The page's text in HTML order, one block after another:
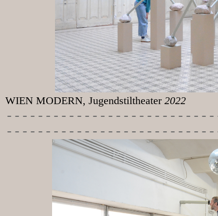
WIEN MODERN, Jugendstiltheater 2022
-----------